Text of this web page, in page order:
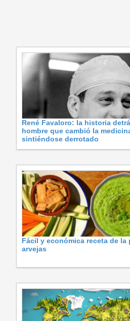
René Favaloro: la historia
hombre que cambió la
sintiéndose derrotado
Fácil y económica receta de la
arvejas